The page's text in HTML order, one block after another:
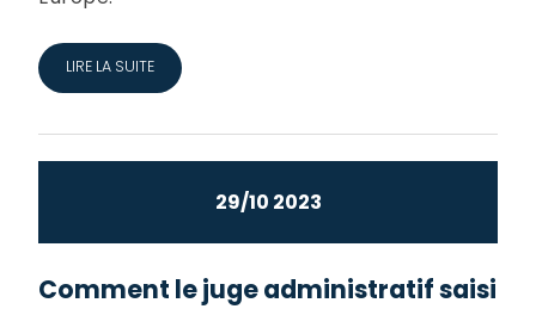
LIRE LA SUITE
29/10 2023
Comment le juge administratif saisi